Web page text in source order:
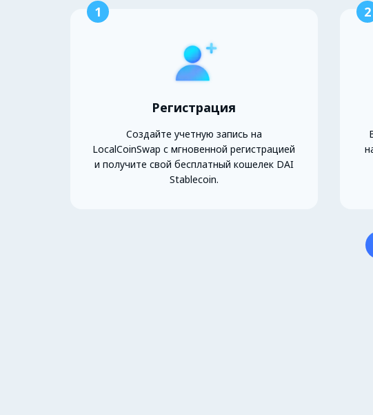
1
Регистрация
Создайте учетную запись на
LocalCoinSwap с мгновенной регистрацией
и получите свой бесплатный кошелек DAI
Stablecoin.
2